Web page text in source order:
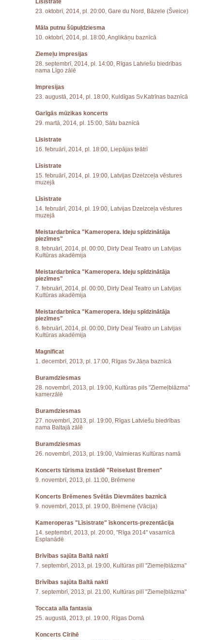
Līsistrate
23. oktobrī, 2014, pl. 20:00, Gare du Nord, Bāzele (Šveice)
Māla putnu šūpuļdziesma
10. oktobrī, 2014, pl. 18:00, Anglikāņu baznīcā
Ziemeļu impresijas
28. septembrī, 2014, pl. 14:00, Rīgas Latviešu biedrības
nama Līgo zālē
Impresijas
23. augustā, 2014, pl. 18:00, Kuldīgas Sv.Katrīnas baznīcā
Garīgās mūzikas koncerts
29. martā, 2014, pl. 15:00, Sātu baznīcā
Līsistrate
16. februārī, 2014, pl. 18:00, Liepājas teātrī
Līsistrate
15. februārī, 2014, pl. 19:00, Latvijas Dzelzceļa vēstures
muzejā
Līsistrate
14. februārī, 2014, pl. 19:00, Latvijas Dzelzceļa vēstures
muzejā
Meistardarbnīca "Kameropera. Ideju spīdzinātāja
piezīmes"
8. februārī, 2014, pl. 00:00, Dirty Deal Teatro un Latvijas
Kultūras akadēmija
Meistardarbnīca "Kameropera. Ideju spīdzinātāja
piezīmes"
7. februārī, 2014, pl. 00:00, Dirty Deal Teatro un Latvijas
Kultūras akadēmija
Meistardarbnīca "Kameropera. Ideju spīdzinātāja
piezīmes"
6. februārī, 2014, pl. 00:00, Dirty Deal Teatro un Latvijas
Kultūras akadēmija
Magnificat
1. decembrī, 2013, pl. 17:00, Rīgas Sv.Jāņa baznīcā
Buramdziesmas
28. novembrī, 2013, pl. 19:00, Kultūras pils "Ziemeļblāzma"
kamerzālē
Buramdziesmas
27. novembrī, 2013, pl. 19:00, Rīgas Latviešu biedrības
nama Baltajā zālē
Buramdziesmas
26. novembrī, 2013, pl. 19:00, Valmieras Kultūras namā
Koncerts tūrisma izstādē "Reiselust Bremen"
9. novembrī, 2013, pl. 11:00, Brēmene
Koncerts Brēmenes Svētās Dievmātes baznīcā
9. novembrī, 2013, pl. 19:00, Brēmene (Vācija)
Kameroperas "Līsistrate" īskoncerts-prezentācija
14. septembrī, 2013, pl. 20:00, "Rīga 2014" vasarnīcā
Esplanādē
Brīvības sajūta Baltā naktī
7. septembrī, 2013, pl. 19:00, Kultūras pilī "Ziemeļblāzma"
Brīvības sajūta Baltā naktī
7. septembrī, 2013, pl. 21:00, Kultūras pilī "Ziemeļblāzma"
Toccata alla fantasia
25. augustā, 2013, pl. 19:00, Rīgas Domā
Koncerts Cīrihē